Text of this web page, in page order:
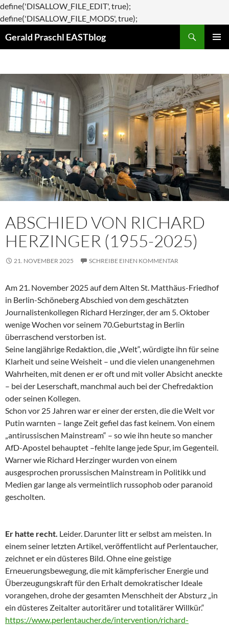
define('DISALLOW_FILE_EDIT', true);
define('DISALLOW_FILE_MODS', true);
Gerald Praschl EASTblog
ABSCHIED VON RICHARD
HERZINGER (1955-2025)
21. NOVEMBER 2025 SCHREIBE EINEN KOMMENTAR
Am 21. November 2025 auf dem Alten St. Matthäus-Friedhof
in Berlin-Schöneberg Abschied von dem geschätzten
Journalistenkollegen Richard Herzinger, der am 5. Oktober
wenige Wochen vor seinem 70.Geburtstag in Berlin
überraschend verstorben ist.
Seine langjährige Redaktion, die „Welt“, würdigte ihn für seine
Klarheit und seine Weisheit – und die vielen unangenehmen
Wahrheiten, mit denen er er oft und mit voller Absicht aneckte
– bei der Leserschaft, manchmal auch bei der Chefredaktion
oder seinen Kollegen.
Schon vor 25 Jahren war er einer der ersten, die die Welt vor
Putin warnten – lange Zeit gefiel das fast keinem. Von einem
„antirussischen Mainstream“ – so wie ihn heute so mancher
AfD-Apostel behauptet –fehlte lange jede Spur, im Gegenteil.
Warner wie Richard Herzinger wurden von einem
ausgesprochen prorussischen Mainstream in Politikk und
Medien gar lange als vermeintlich russophob oder paranoid
gescholten.
Er hatte recht. Leider. Darunter litt er selbst am meisten. In
einem seiner letzten Artikel, veröffentlicht auf Perlentaucher,
zeichnet er ein düsteres Bild. Ohne eine geistige
Erneuerungsbewegung, die mit kämpferischer Energie und
Überzeugungskraft für den Erhalt demokratischer Ideale
vorangehen, drohe der gesamten Menschheit der Absturz „in
ein düsteres Zeitalter autoritärer und totalitärer Willkür.“
https://www.perlentaucher.de/intervention/richard-